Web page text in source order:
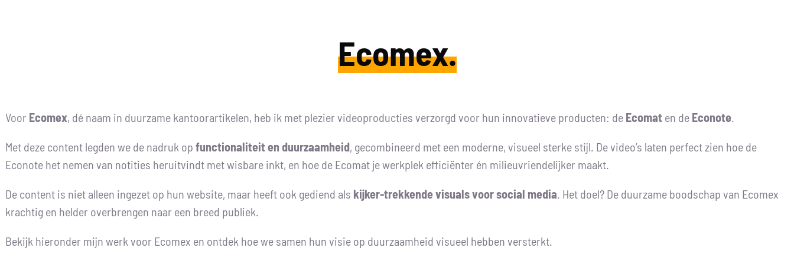
Ecomex.
Voor Ecomex, dé naam in duurzame kantoorartikelen, heb ik met plezier videoproducties verzorgd voor hun innovatieve producten: de Ecomat en de Econote.
Met deze content legden we de nadruk opfunctionaliteit en duurzaamheid, gecombineerd met een moderne, visueel sterke stijl. De video’s laten perfect zien hoe de
Econote het nemen van notities heruitvindt met wisbare inkt, en hoe de Ecomat je werkplek efficiënter én milieuvriendelijker maakt.
De content is niet alleen ingezet op hun website, maar heeft ook gediend als kijker-trekkende visuals voor social media. Het doel? De duurzame boodschap van Ecomex
krachtig en helder overbrengen naar een breed publiek.
Bekijk hieronder mijn werk voor Ecomex en ontdek hoe we samen hun visie op duurzaamheid visueel hebben versterkt.